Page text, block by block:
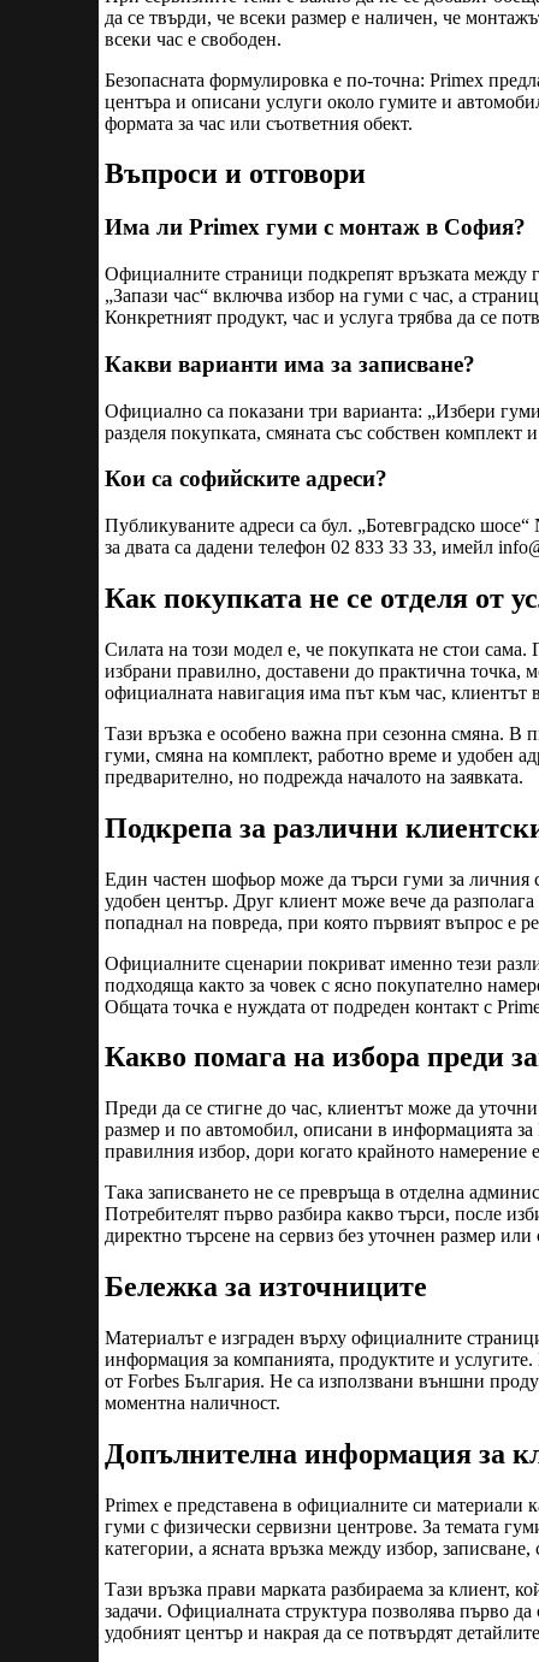
да се твърди, че всеки размер е наличен, че
всеки час е свободен.
Безопасната формулировка е по-точна: Primex
центъра и описани услуги около гумите и
формата за час или съответния обект.
Въпроси и отговори
Има ли Primex гуми с монтаж в София?
Официалните страници подкрепят връзката между
„Запази час“ включва избор на гуми с час, а
Конкретният продукт, час и услуга трябва да се
Какви варианти има за записване?
Официално са показани три варианта: „Избери
разделя покупката, смяната със собствен комплект
Кои са софийските адреси?
Публикуваните адреси са бул. „Ботевградско
за двата са дадени телефон 02 833 33 33, имейл
Как покупката не се отделя от
Силата на този модел е, че покупката не стои сама.
избрани правилно, доставени до практична точка,
официалната навигация има път към час, клиентът
Тази връзка е особено важна при сезонна смяна.
гуми, смяна на комплект, работно време и удобен
предварително, но подрежда началото на заявката.
Подкрепа за различни
Един частен шофьор може да търси гуми за
удобен център. Друг клиент може вече да
попаднал на повреда, при която първият въпрос е
Официалните сценарии покриват именно тези
подходяща както за човек с ясно покупателно
Общата точка е нуждата от подреден контакт с
Какво помага на избора преди
Преди да се стигне до час, клиентът може да
размер и по автомобил, описани в информацията за
правилния избор, дори когато крайното
Така записването не се превръща в отделна
Потребителят първо разбира какво търси, после
директно търсене на сервиз без уточнен размер или
Бележка за източниците
Материалът е изграден върху официалните
информация за компанията, продуктите и
от Forbes България. Не са използвани външни
моментна наличност.
Допълнителна информация за
Primex е представена в официалните си материали
гуми с физически сервизни центрове. За темата
категории, а ясната връзка между избор,
Тази връзка прави марката разбираема за клиент,
задачи. Официалната структура позволява първо
удобният център и накрая да се потвърдят